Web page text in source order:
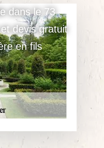
dans le 73
devis gratuit
en fils